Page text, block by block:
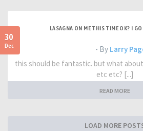
30
Dec
LASAGNA ON ME THIS TIME OK? I
- By Larry
this should be fantastic. but what
etc etc? [...]
READ MORE
LOAD MORE